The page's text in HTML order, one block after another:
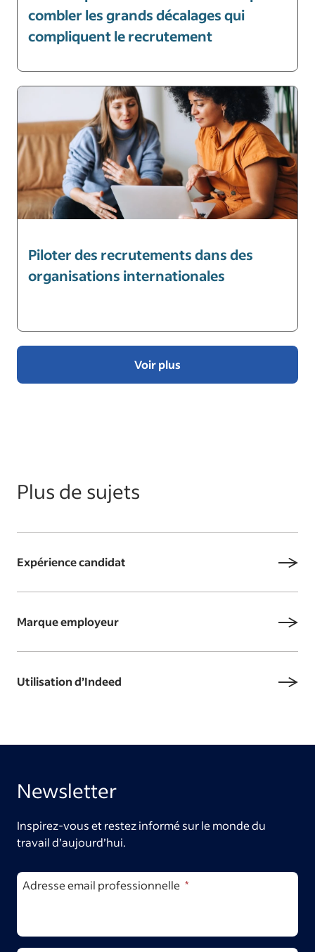
combler les grands décalages qui
compliquent le recrutement
Piloter des recrutements dans des
organisations internationales
Voir plus
Plus de sujets
Expérience candidat
Marque employeur
Utilisation d’Indeed
Newsletter
Inspirez-vous et restez informé sur le monde du
travail d’aujourd’hui.
Adresse email professionnelle